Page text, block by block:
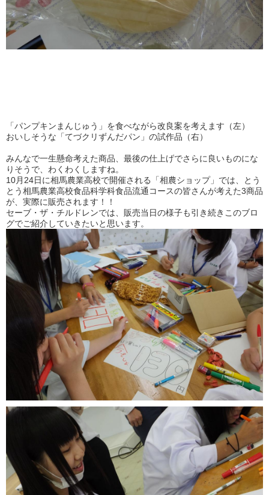
「パンプキンまんじゅう」を食べながら改良案を考えます（左）
おいしそうな「てづクリずんだパン」の試作品（右）
みんなで一生懸命考えた商品、最後の仕上げでさらに良いものにな
りそうで、わくわくしますね。
10月24日に相馬農業高校で開催される「相農ショップ」では、とう
とう相馬農業高校食品科学科食品流通コースの皆さんが考えた3商品
が、実際に販売されます！！
セーブ・ザ・チルドレンでは、販売当日の様子も引き続きこのブロ
グでご紹介していきたいと思います。